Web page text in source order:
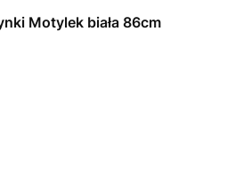
Motylek biała 86cm